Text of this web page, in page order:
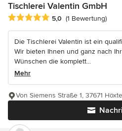
Tischlerei Valentin GmbH
Durchschnittliche Bewertung: 5
5,0 (1 Bewertung)
Die Tischlerei Valentin ist ein
Wir bieten Ihnen und ganz nach
Wünschen die komplett...
Mehr
Von Siemens Straße 1, 37671